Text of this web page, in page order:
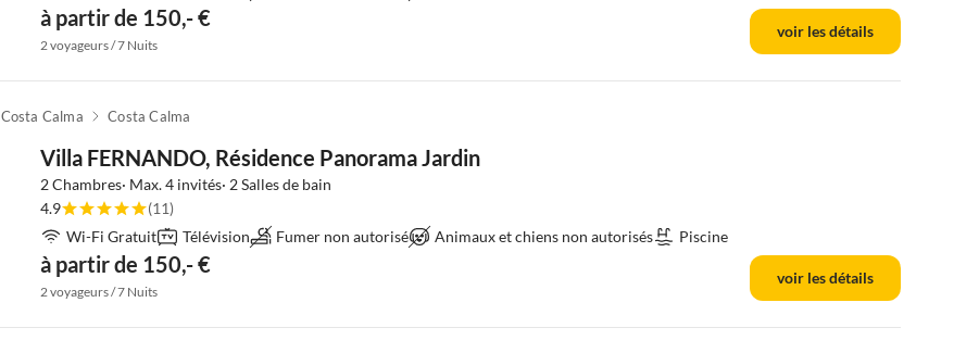
à partir de 150,- €
2 voyageurs / 7 Nuits
voir les détails
Costa Calma Costa Calma
Villa FERNANDO, Résidence Panorama Jardin
2 Chambres· Max. 4 invités· 2 Salles de bain
4.9
(11)
Wi-Fi Gratuit
Télévision Fumer non autorisé Animaux et chiens non autorisés Piscine
à partir de 150,- €
2 voyageurs / 7 Nuits
voir les détails